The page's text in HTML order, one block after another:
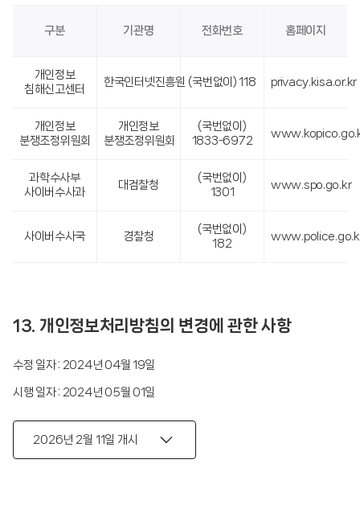
구분 기관명 전화번호 홈페이지
개인정보
침해신고센터
한국인터넷진흥원 (국번없이) 118 privacy.kisa.or.kr
개인정보
분쟁조정위원회
개인정보
분쟁조정위원회
(국번없이)
1833-6972
과학수사부
사이버수사과
대검찰청
(국번없이)
1301
www.spo.go.kr
사이버수사국 경찰청
(국번없이)
182
13. 개인정보처리방침의 변경에 관한 사항
수정 일자 : 2024년 04월 19일
시행 일자 : 2024년 05월 01일